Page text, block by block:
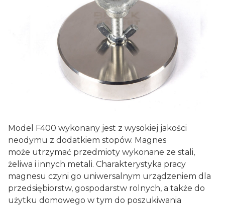
Model F400 wykonany jest z wysokiej jakości
neodymu z dodatkiem stopów. Magnes
może utrzymać przedmioty wykonane ze stali,
żeliwa i innych metali. Charakterystyka pracy
magnesu czyni go uniwersalnym urządzeniem dla
przedsiębiorstw, gospodarstw rolnych, a także do
użytku domowego w tym do poszukiwania